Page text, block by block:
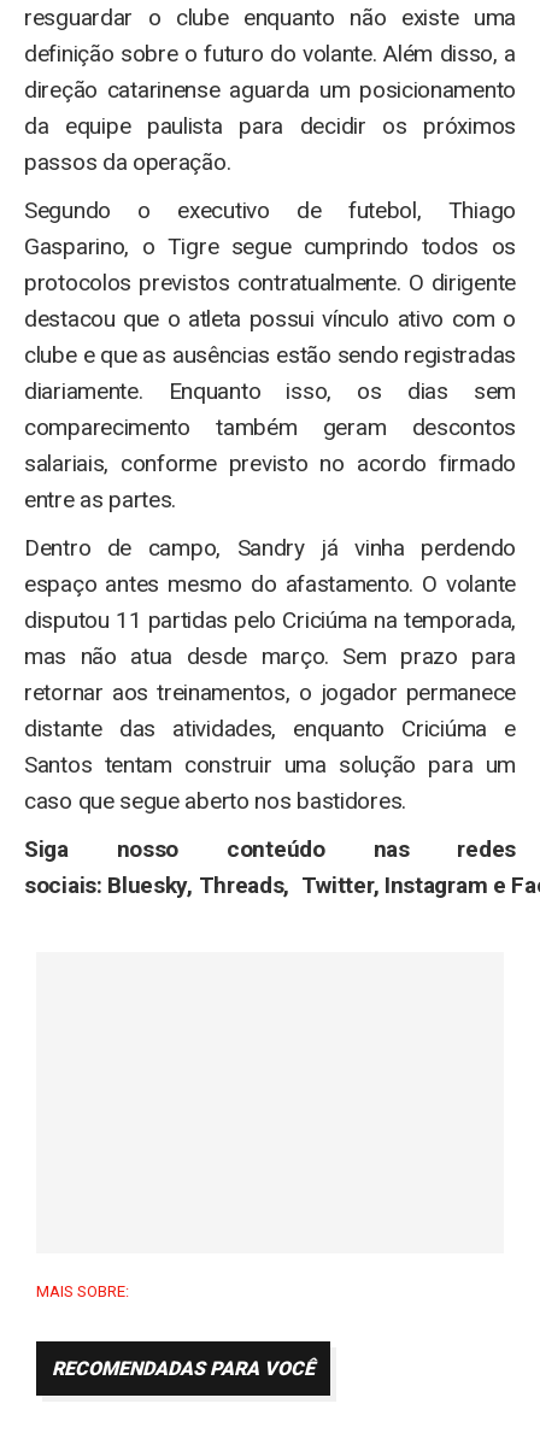
resguardar o clube enquanto não existe uma
definição sobre o futuro do volante. Além disso, a
direção catarinense aguarda um posicionamento
da equipe paulista para decidir os próximos
passos da operação.
Segundo o executivo de futebol, Thiago
Gasparino, o Tigre segue cumprindo todos os
protocolos previstos contratualmente. O dirigente
destacou que o atleta possui vínculo ativo com o
clube e que as ausências estão sendo registradas
diariamente. Enquanto isso, os dias sem
comparecimento também geram descontos
salariais, conforme previsto no acordo firmado
entre as partes.
Dentro de campo, Sandry já vinha perdendo
espaço antes mesmo do afastamento. O volante
disputou 11 partidas pelo Criciúma na temporada,
mas não atua desde março. Sem prazo para
retornar aos treinamentos, o jogador permanece
distante das atividades, enquanto Criciúma e
Santos tentam construir uma solução para um
caso que segue aberto nos bastidores.
Siga nosso conteúdo nas redes
sociais: Bluesky, Threads, Twitter, Instagram e
MAIS SOBRE:
RECOMENDADAS PARA VOCÊ